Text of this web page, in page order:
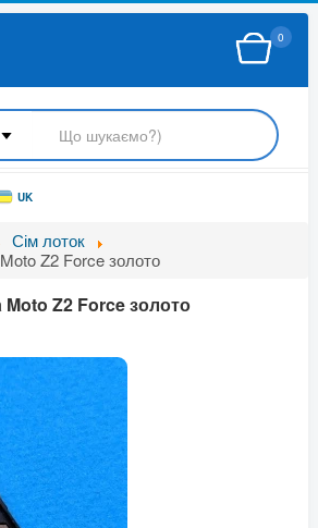
0
UK
Сім лоток
Z2 Force золото
Moto Z2 Force золото